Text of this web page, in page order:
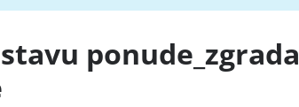
ponude_zgrada